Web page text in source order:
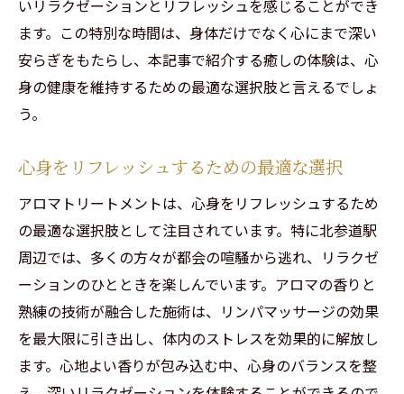
プロフェッショナルによる安心感と効果
男性セラピストならではの細やかな配慮
心と体を満たす特別な技術
男性セラピストの強みと魅力
心地よい香りに包まれる北参道のアロマトリー
トメントの秘訣
厳選されたアロマオイルの効果
香りのプロが選ぶこだわりのアロマ
施術中に体感する香りの秘密
心に残る香りと技術のハーモニー
いリラクゼーションとリフレッシュを感じることができ
ます。この特別な時間は、身体だけでなく心にまで深い
安らぎをもたらし、本記事で紹介する癒しの体験は、心
身の健康を維持するための最適な選択肢と言えるでしょ
う。
心身をリフレッシュするための最適な選択
アロマトリートメントは、心身をリフレッシュするため
の最適な選択肢として注目されています。特に北参道駅
周辺では、多くの方々が都会の喧騒から逃れ、リラクゼ
ーションのひとときを楽しんでいます。アロマの香りと
熟練の技術が融合した施術は、リンパマッサージの効果
を最大限に引き出し、体内のストレスを効果的に解放し
ます。心地よい香りが包み込む中、心身のバランスを整